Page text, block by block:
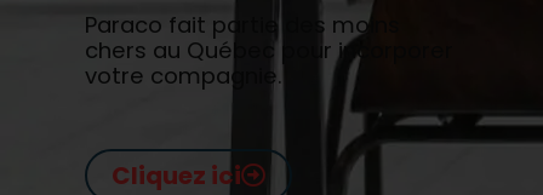
Paraco fait partie des moins
chers au Québec pour incorporer
votre compagnie.
Cliquez ici